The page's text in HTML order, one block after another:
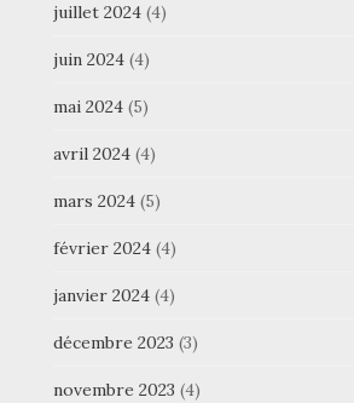
juillet 2024(4)
juin 2024(4)
mai 2024(5)
avril 2024(4)
mars 2024(5)
février 2024(4)
janvier 2024(4)
décembre 2023 (3)
novembre 2023 (4)